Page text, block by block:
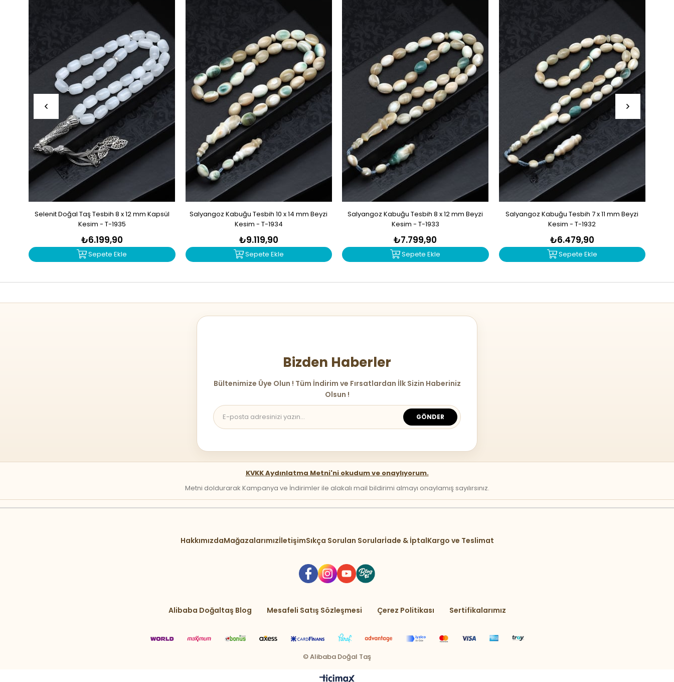
Selenit Doğal Taş Tesbih 8 x 12 mm Kapsül
Kesim - T-1935
₺6.199,90
Sepete Ekle
Salyangoz Kabuğu Tesbih 10 x 14 mm Beyzi
Kesim - T-1934
₺9.119,90
Sepete Ekle
Salyangoz Kabuğu Tesbih 8 x 12 mm Beyzi
Kesim - T-1933
₺7.799,90
Sepete Ekle
Salyangoz Kabuğu Tesbih 7 x 11 mm Beyzi
Kesim - T-1932
₺6.479,90
Sepete Ekle
Bizden Haberler
Bültenimize Üye Olun ! Tüm İndirim ve Fırsatlardan İlk Sizin Haberiniz
Olsun !
GÖNDER
KVKK Aydınlatma Metni'ni okudum ve onaylıyorum.
Metni doldurarak Kampanya ve İndirimler ile alakalı mail bildirimi almayı onaylamış sayılırsınız.
HakkımızdaMağazalarımızİletişimSıkça Sorulan Sorularİade & İptalKargo ve Teslimat
Alibaba Doğaltaş Blog Mesafeli Satış Sözleşmesi Çerez Politikası Sertifikalarımız